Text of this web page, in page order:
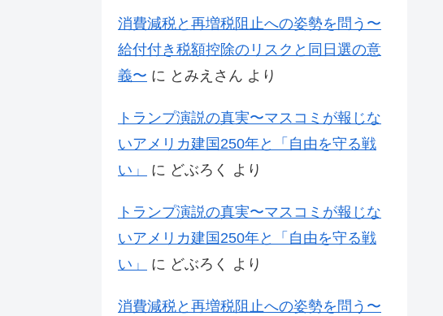
消費減税と再増税阻止への姿勢を問う〜
給付付き税額控除のリスクと同日選の意
義〜 に とみえさん より
トランプ演説の真実〜マスコミが報じな
いアメリカ建国250年と「自由を守る戦
い」
に どぶろく より
トランプ演説の真実〜マスコミが報じな
いアメリカ建国250年と「自由を守る戦
い」
に どぶろく より
消費減税と再増税阻止への姿勢を問う〜